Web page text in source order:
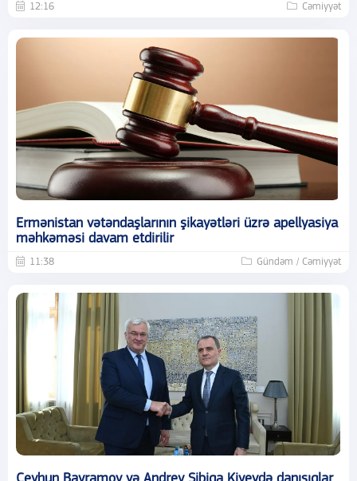
12:16 Cəmiyyət
Ermənistan vətəndaşlarının şikayətləri üzrə apellyasiya
məhkəməsi davam etdirilir
11:38 Gündəm / Cəmiyyət